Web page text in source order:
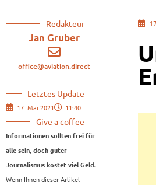
Redakteur
Jan Gruber
office@aviation.direct
Letztes Update
17. Mai 2021 11:40
Give a coffee
Informationen sollten frei für
alle sein, doch guter
Journalismus kostet viel Geld.
Wenn Ihnen dieser Artikel